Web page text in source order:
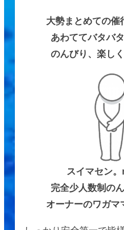
大勢まとめての催
あわててバタバ
のんびり、楽しく
スイマセン
完全少人数制の
オーナーのワガマ